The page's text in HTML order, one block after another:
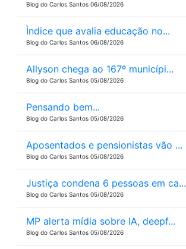
Blog do Carlos Santos 06/08/2026
Ìndice que avalia educação no...
Blog do Carlos Santos 06/08/2026
Allyson chega ao 167º municípi...
Blog do Carlos Santos 05/08/2026
Pensando bem...
Blog do Carlos Santos 05/08/2026
Aposentados e pensionistas vão ...
Blog do Carlos Santos 05/08/2026
Justiça condena 6 pessoas em ca...
Blog do Carlos Santos 05/08/2026
MP alerta mídia sobre IA, deepf...
Blog do Carlos Santos 05/08/2026